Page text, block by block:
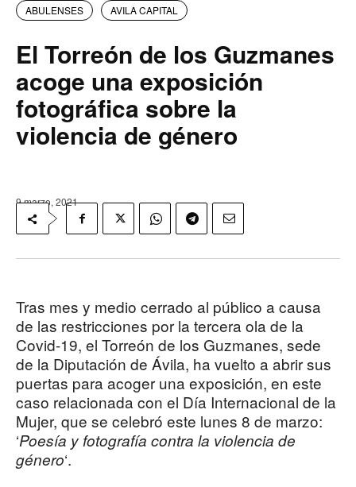
ABULENSES AVILA CAPITAL
El Torreón de los Guzmanes
acoge una exposición
fotográfica sobre la
violencia de género
9 marzo, 2021
Tras mes y medio cerrado al público a causa
de las restricciones por la tercera ola de la
Covid-19, el Torreón de los Guzmanes, sede
de la Diputación de Ávila, ha vuelto a abrir sus
puertas para acoger una exposición, en este
caso relacionada con el Día Internacional de la
Mujer, que se celebró este lunes 8 de marzo:
‘Poesía y fotografía contra la violencia de
género‘.